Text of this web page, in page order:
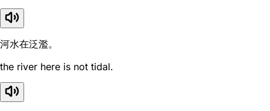
河水在泛濫。
the river here is not tidal.